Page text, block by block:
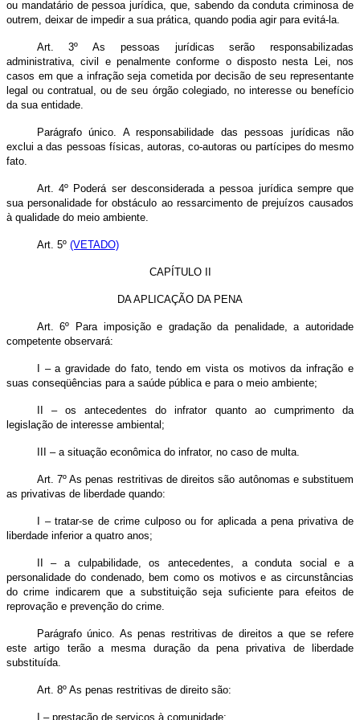
ou mandatário de pessoa jurídica, que, sabendo da conduta criminosa de
outrem, deixar de impedir a sua prática, quando podia agir para evitá-la.
Art. 3º As pessoas jurídicas serão responsabilizadas
administrativa, civil e penalmente conforme o disposto nesta Lei, nos
casos em que a infração seja cometida por decisão de seu representante
legal ou contratual, ou de seu órgão colegiado, no interesse ou benefício
da sua entidade.
Parágrafo único. A responsabilidade das pessoas jurídicas não
exclui a das pessoas físicas, autoras, co-autoras ou partícipes do mesmo
fato.
Art. 4º Poderá ser desconsiderada a pessoa jurídica sempre que
sua personalidade for obstáculo ao ressarcimento de prejuízos causados
à qualidade do meio ambiente.
Art. 5º (VETADO)
CAPÍTULO II
DA APLICAÇÃO DA PENA
Art. 6º Para imposição e gradação da penalidade, a autoridade
competente observará:
I – a gravidade do fato, tendo em vista os motivos da infração e
suas conseqüências para a saúde pública e para o meio ambiente;
II – os antecedentes do infrator quanto ao cumprimento da
legislação de interesse ambiental;
III – a situação econômica do infrator, no caso de multa.
Art. 7º As penas restritivas de direitos são autônomas e substituem
as privativas de liberdade quando:
I – tratar-se de crime culposo ou for aplicada a pena privativa de
liberdade inferior a quatro anos;
II – a culpabilidade, os antecedentes, a conduta social e a
personalidade do condenado, bem como os motivos e as circunstâncias
do crime indicarem que a substituição seja suficiente para efeitos de
reprovação e prevenção do crime.
Parágrafo único. As penas restritivas de direitos a que se refere
este artigo terão a mesma duração da pena privativa de liberdade
substituída.
Art. 8º As penas restritivas de direito são:
I – prestação de serviços à comunidade;